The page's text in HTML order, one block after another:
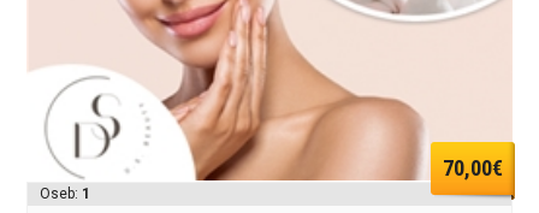
70,00€
Oseb: 1